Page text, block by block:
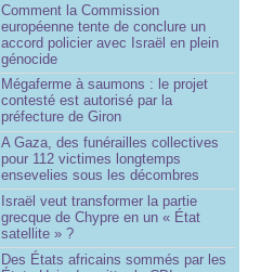
Comment la Commission
européenne tente de conclure un
accord policier avec Israël en plein
génocide
Mégaferme à saumons : le projet
contesté est autorisé par la
préfecture de Giron
A Gaza, des funérailles collectives
pour 112 victimes longtemps
ensevelies sous les décombres
Israël veut transformer la partie
grecque de Chypre en un « État
satellite » ?
Des États africains sommés par les